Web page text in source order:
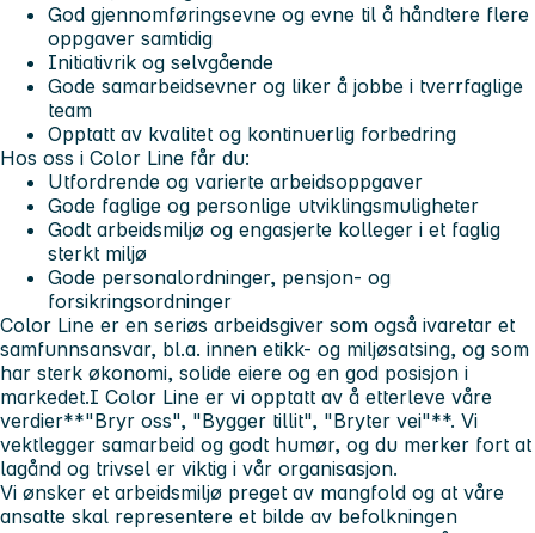
God gjennomføringsevne og evne til å håndtere flere
oppgaver samtidig
Initiativrik og selvgående
Gode samarbeidsevner og liker å jobbe i tverrfaglige
team
Opptatt av kvalitet og kontinuerlig forbedring
Hos oss i Color Line får du:
Utfordrende og varierte arbeidsoppgaver
Gode faglige og personlige utviklingsmuligheter
Godt arbeidsmiljø og engasjerte kolleger i et faglig
sterkt miljø
Gode personalordninger, pensjon- og
forsikringsordninger
Color Line er en seriøs arbeidsgiver som også ivaretar et
samfunnsansvar, bl.a. innen etikk- og miljøsatsing, og som
har sterk økonomi, solide eiere og en god posisjon i
markedet.I Color Line er vi opptatt av å etterleve våre
verdier**"Bryr oss", "Bygger tillit", "Bryter vei"**. Vi
vektlegger samarbeid og godt humør, og du merker fort at
lagånd og trivsel er viktig i vår organisasjon.
Vi ønsker et arbeidsmiljø preget av mangfold og at våre
ansatte skal representere et bilde av befolkningen